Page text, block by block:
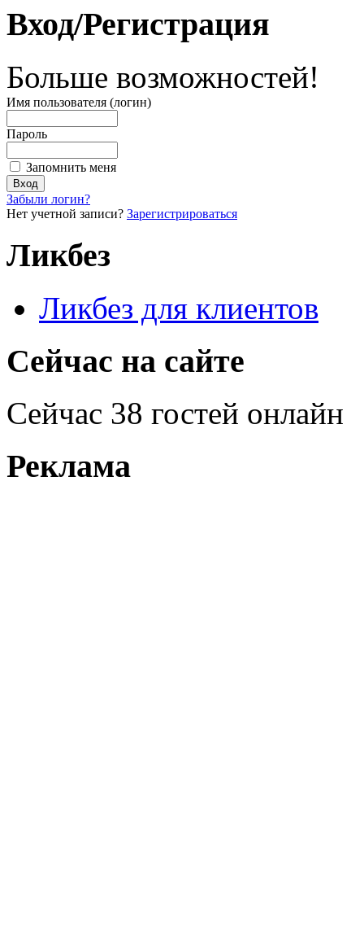
Вход/Регистрация
Больше возможностей!
Имя пользователя (логин)
Пароль
Запомнить меня
Забыли логин?
Нет учетной записи? Зарегистрироваться
Ликбез
Ликбез для клиентов
Сейчас на сайте
Сейчас 38 гостей онлайн
Реклама